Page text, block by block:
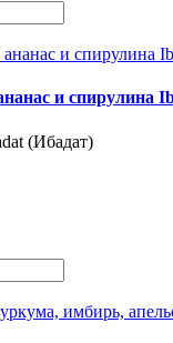
и спирулина
(Ибадат)